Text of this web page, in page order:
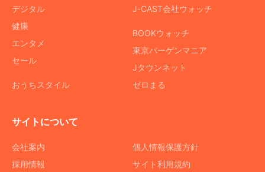
デジタル
健康
エンタメ
セール
おうちスタイル
J-CAST会社ウォッチ
BOOKウォッチ
東京バーゲンマニア
Jタウンネット
ゼロまる
サイトについて
会社案内
採用情報
個人情報保護方針
サイト利用規約